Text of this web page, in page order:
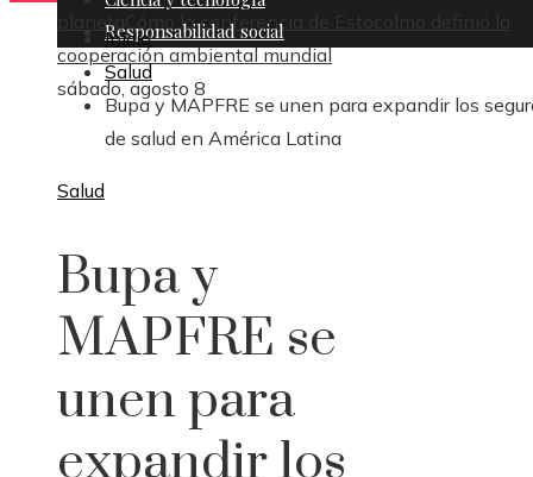
planeta
Cómo la conferencia de Estocolmo definió la
cooperación ambiental mundial
sábado, agosto 8
Responsabilidad social
Inicio
Salud
Bupa y MAPFRE se unen para expandir los
de salud en América Latina
Salud
Bupa y
MAPFRE se
unen para
expandir los